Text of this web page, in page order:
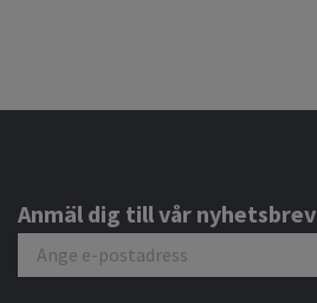
Anmäl dig till vår nyhetsbrev